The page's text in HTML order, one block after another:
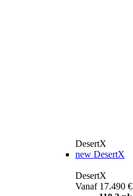
DesertX
new DesertX
DesertX
Vanaf 17.490 €